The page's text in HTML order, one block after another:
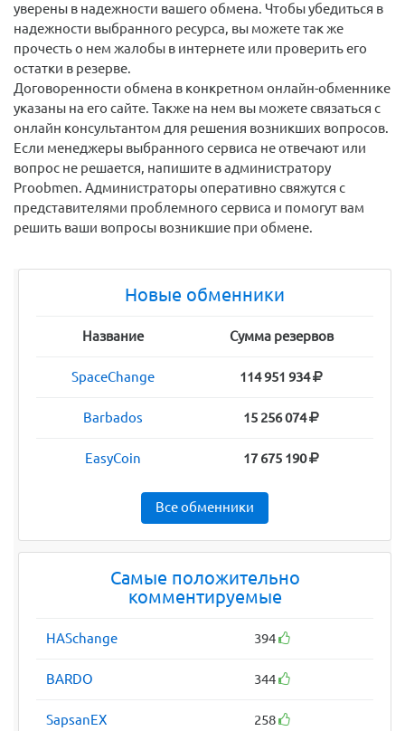
уверены в надежности вашего обмена. Чтобы убедиться в
надежности выбранного ресурса, вы можете так же
прочесть о нем жалобы в интернете или проверить его
остатки в резерве.
Договоренности обмена в конкретном онлайн-обменнике
указаны на его сайте. Также на нем вы можете связаться с
онлайн консультантом для решения возникших вопросов.
Если менеджеры выбранного сервиса не отвечают или
вопрос не решается, напишите в администратору
Proobmen. Администраторы оперативно свяжутся с
представителями проблемного сервиса и помогут вам
решить ваши вопросы возникшие при обмене.
Новые обменники
Название Сумма резервов
SpaceChange 114 951 934
Barbados 15 256 074
EasyCoin 17 675 190
Все обменники
Самые положительно
комментируемые
HASchange 394
BARDO 344
SapsanEX 258